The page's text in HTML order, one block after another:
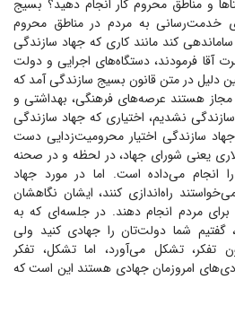
و مناطق محروم کار انجام دهید؟ بسیج
خدمت‌رسانی به مردم در مناطق محروم
کند مانند کاری که جهاد سازندگی
فرمودند، دستگاه‌های اجرایی و دولت
در متن قانون بسیج سازندگی آمد که
مجاز هستند عرصه‌های فرهنگی، بهداشتی و
سازندگی نشدیم، اختیاری که جهاد سازندگی
سازندگی اختیار محرومیت‌زدایی دست
یعنی شورای جهاد، در لحظه و در صحنه
انجام می‌داده است. اما در مورد جهاد
راه‌اندازی کنند، ایشان نگاهشان
مردم انجام دهند. در جلسه‌ای که به
شما دولت‌تان را جهادی کنید ولی
تفکر، تشکل می‌آورد، اما تشکل، تفکر
امروز‌مان جهادی هستند این است که